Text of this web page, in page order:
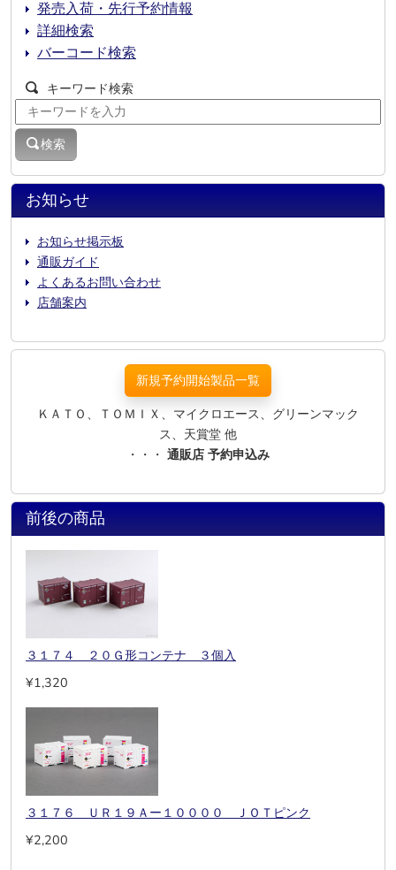
お知らせ
お知らせ掲示板
通販ガイド
よくあるお問い合わせ
店舗案内
発売入荷・先行予約情報
詳細検索
バーコード検索
キーワード検索
検索
新規予約開始製品一覧
ＫＡＴＯ、ＴＯＭＩＸ、マイクロエース、グリーンマック
ス、天賞堂 他
・・・ 通販店 予約申込み
前後の商品
３１７４ ２０Ｇ形コンテナ ３個入
¥1,320
３１７６ ＵＲ１９Ａー１００００ ＪＯＴピンク
¥2,200